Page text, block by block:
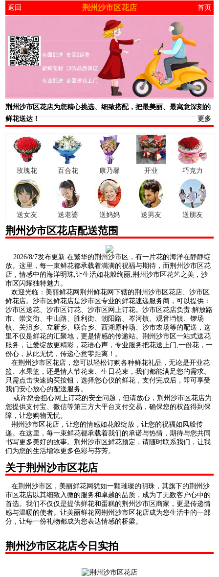
返回 荆州沙市区花店 首页
荆州沙市区花店为您精心挑选、细致搭配，把最美丽、最寓意深刻的
鲜花送达！
更多
玫瑰花 百合花 康乃馨 开业 巧克力
送女友 送老婆 送妈妈 送男友 送朋友
荆州沙市区花店配送范围
2026/8/7发布更新:在繁华的荆州沙市区，有一片花的海洋在静静绽
放。这里，每一束鲜花都承载着满满的祝福与期待，而荆州沙市区花
店，情感中的海洋明珠,让生活如花般绚丽,荆州沙市区花艺之美，沙
市区闪耀独特魅力。
欢迎光临：美丽鲜花网荆州鲜花网下辖的荆州沙市区花店、沙市区
鲜花店。沙市区鲜花店是沙市区专业的鲜花速递服务商，可以提供：
沙市区送花、沙市区订花、沙市区网上订花。沙市区花店负责:解放路
市、崇文街、中山路、胜利街、朝阳路、岑河镇、观音垱镇、锣场
镇、关沮乡、立新乡、联合乡、西湖原种场、沙市农场等的配送，这
里不仅是鲜花的汇聚地，更是情感的传递站。荆州沙市区一站式送花
服务，让爱绽放更精彩，花语心声，专业服务把花送上门,一份花，一
份心，从此无忧，传递心意零距离！。
在荆州沙市区花店，您可以轻松订购各种鲜花礼品，无论是开业花
篮、水果篮，还是情人节花束、生日花束，我们都能满足您的需求。
只需点击快速购买按钮，选择您心仪的鲜花，支付完成后，即可享受
我们安心放心的配送服务。
或许您会担心网上订花的安全问题，但请放心，荆州沙市区花店为
您提供支付宝、微信等第三方大平台支付交易，确保您的权益得到保
障，让您购物无忧。
荆州沙市区花店，让您的情感如花般绽放，让您的祝福如风般传
递。在这里，每一束鲜花都承载着我们的承诺与热情，期待与您共同
书写更多美好的故事。荆州沙市区鲜花预定，请随时联系我们，让我
们为您的生活增添更多色彩与芬芳。
关于荆州沙市区花店
在荆州沙市区，美丽鲜花网犹如一颗璀璨的明珠，其旗下的荆州沙
市区花店以其细致入微的服务和卓越的品质，成为了无数客户心中的
首选。我们不仅仅是提供鲜花和蛋糕的荆州沙市区商家，更是传递情
感与温暖的使者。让美丽鲜花网荆州沙市区花店成为您生活中的一部
分，让每一份礼物都成为您表达情感的桥梁。
荆州沙市区花店今日实拍